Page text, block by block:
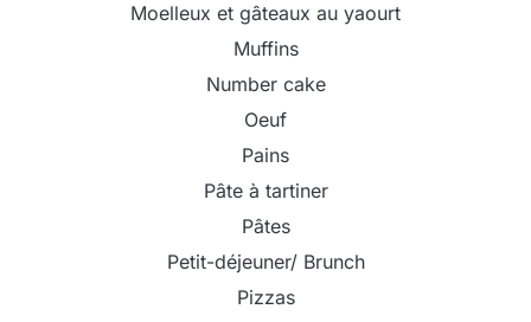
Moelleux et gâteaux au yaourt
Muffins
Number cake
Oeuf
Pains
Pâte à tartiner
Pâtes
Petit-déjeuner/ Brunch
Pizzas